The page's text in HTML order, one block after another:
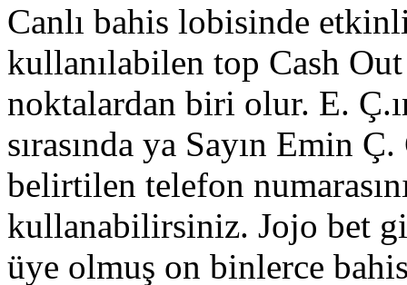
Canlı bahis lobisinde
kullanılabilen top Cash
noktalardan biri olur. E.
sırasında ya Sayın Emin
belirtilen telefon
kullanabilirsiniz. Jojo bet
üye olmuş on binlerce